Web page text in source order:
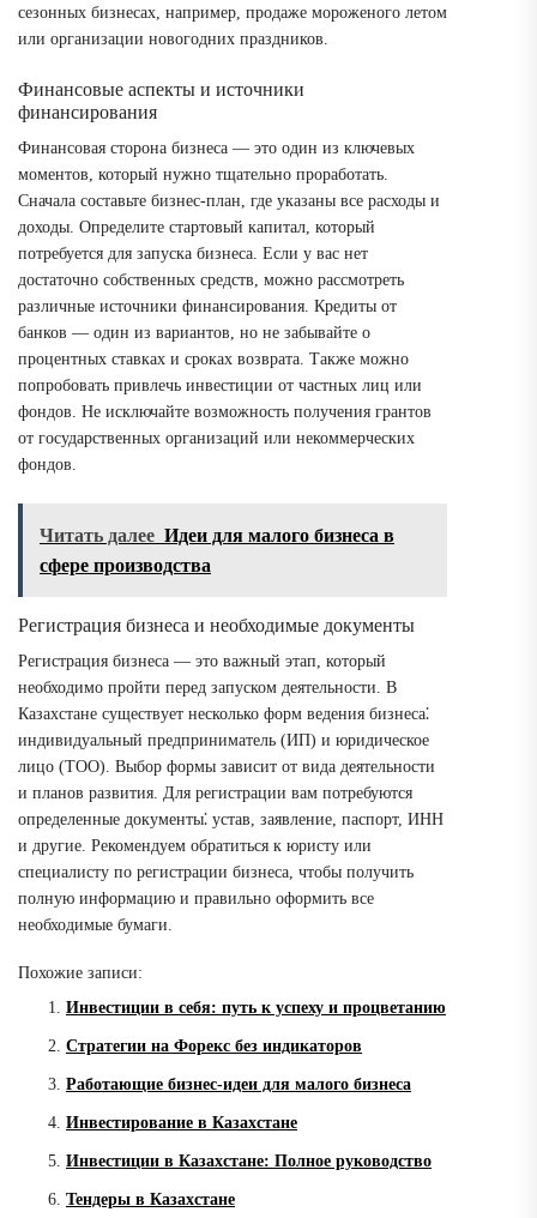
сезонных бизнесах, например, продаже мороженого летом
или организации новогодних праздников.
Финансовые аспекты и источники
финансирования
Финансовая сторона бизнеса — это один из ключевых
моментов, который нужно тщательно проработать.
Сначала составьте бизнес-план, где указаны все расходы и
доходы. Определите стартовый капитал, который
потребуется для запуска бизнеса. Если у вас нет
достаточно собственных средств, можно рассмотреть
различные источники финансирования. Кредиты от
банков — один из вариантов, но не забывайте о
процентных ставках и сроках возврата. Также можно
попробовать привлечь инвестиции от частных лиц или
фондов. Не исключайте возможность получения грантов
от государственных организаций или некоммерческих
фондов.
Читать далее Идеи для малого бизнеса в
сфере производства
Регистрация бизнеса и необходимые документы
Регистрация бизнеса — это важный этап, который
необходимо пройти перед запуском деятельности. В
Казахстане существует несколько форм ведения бизнеса⁚
индивидуальный предприниматель (ИП) и юридическое
лицо (ТОО). Выбор формы зависит от вида деятельности
и планов развития. Для регистрации вам потребуются
определенные документы⁚ устав, заявление, паспорт, ИНН
и другие. Рекомендуем обратиться к юристу или
специалисту по регистрации бизнеса, чтобы получить
полную информацию и правильно оформить все
необходимые бумаги.
Похожие записи:
Инвестиции в себя: путь к успеху и процветанию
Стратегии на Форекс без индикаторов
Работающие бизнес-идеи для малого бизнеса
Инвестирование в Казахстане
Инвестиции в Казахстане: Полное руководство
Тендеры в Казахстане